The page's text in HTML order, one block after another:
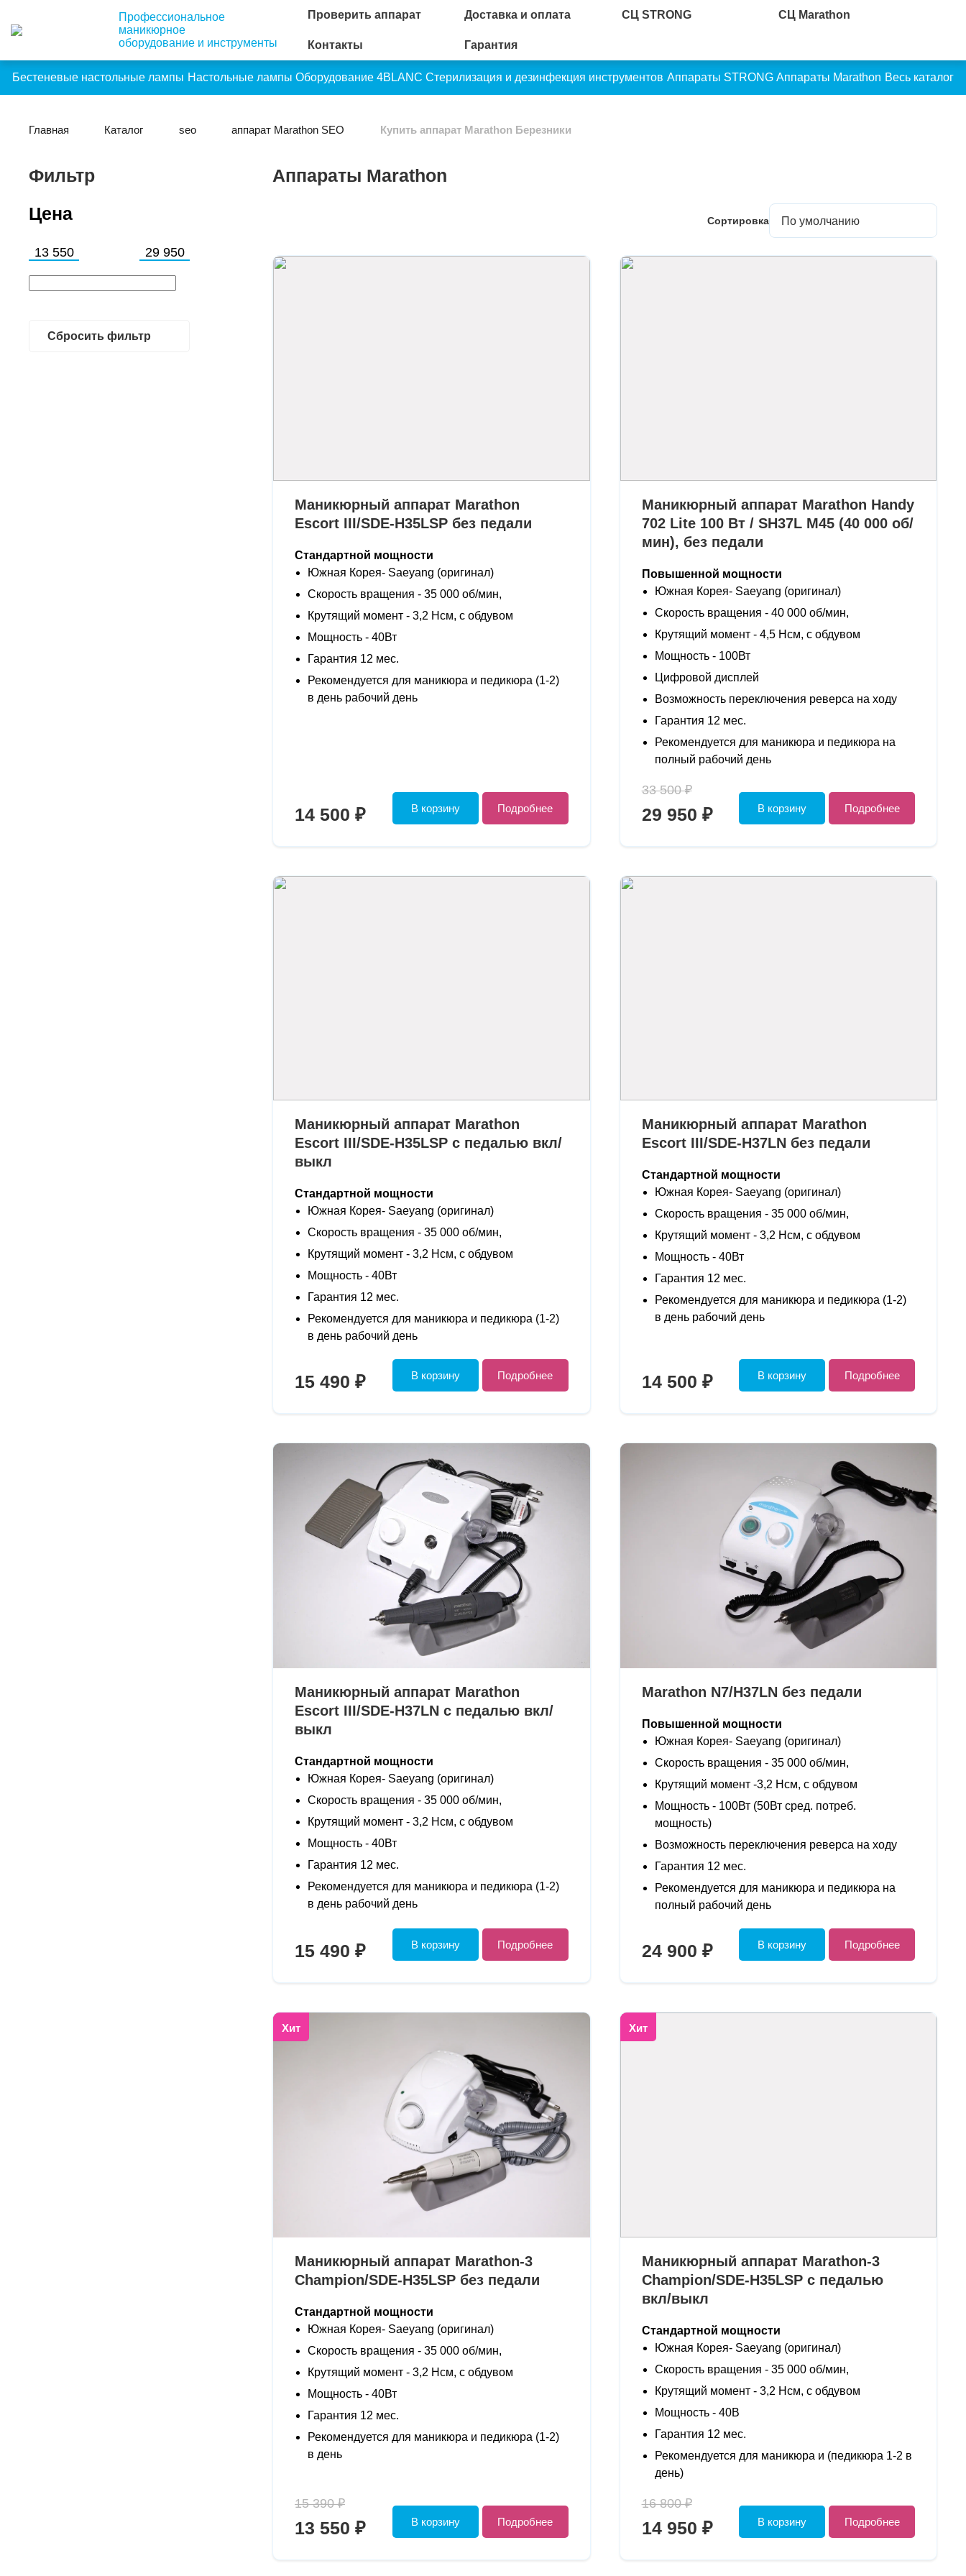
Профессиональное
маникюрное
оборудование и инструменты
Проверить аппарат Доставка и оплата СЦ STRONG СЦ Marathon
Контакты Гарантия
Бестеневые настольные лампы Настольные лампы Оборудование 4BLANC Стерилизация и дезинфекция инструментов Аппараты STRONG Аппараты Marathon Весь каталог
Главная Каталог seo аппарат Marathon SEO Купить аппарат Marathon Березники
Фильтр
Аппараты Marathon
Цена
Сбросить фильтр
Сортировка
Маникюрный аппарат Marathon
Escort III/SDE-H35LSP без педали
Стандартной мощности
Южная Корея- Saeyang (оригинал)
Скорость вращения - 35 000 об/мин,
Крутящий момент - 3,2 Нсм, с обдувом
Мощность - 40Вт
Гарантия 12 мес.
Рекомендуется для маникюра и педикюра (1-2)
в день рабочий день
14 500 ₽ В корзину Подробнее
Маникюрный аппарат Marathon Handy
702 Lite 100 Вт / SH37L M45 (40 000 об/
мин), без педали
Повышенной мощности
Южная Корея- Saeyang (оригинал)
Скорость вращения - 40 000 об/мин,
Крутящий момент - 4,5 Нсм, с обдувом
Мощность - 100Вт
Цифровой дисплей
Возможность переключения реверса на ходу
Гарантия 12 мес.
Рекомендуется для маникюра и педикюра на
полный рабочий день
33 500 ₽
29 950 ₽ В корзину Подробнее
Маникюрный аппарат Marathon
Escort III/SDE-H35LSP с педалью вкл/
выкл
Стандартной мощности
Южная Корея- Saeyang (оригинал)
Скорость вращения - 35 000 об/мин,
Крутящий момент - 3,2 Нсм, с обдувом
Мощность - 40Вт
Гарантия 12 мес.
Рекомендуется для маникюра и педикюра (1-2)
в день рабочий день
15 490 ₽ В корзину Подробнее
Маникюрный аппарат Marathon
Escort III/SDE-H37LN без педали
Стандартной мощности
Южная Корея- Saeyang (оригинал)
Скорость вращения - 35 000 об/мин,
Крутящий момент - 3,2 Нсм, с обдувом
Мощность - 40Вт
Гарантия 12 мес.
Рекомендуется для маникюра и педикюра (1-2)
в день рабочий день
14 500 ₽ В корзину Подробнее
Маникюрный аппарат Marathon
Escort III/SDE-H37LN с педалью вкл/
выкл
Стандартной мощности
Южная Корея- Saeyang (оригинал)
Скорость вращения - 35 000 об/мин,
Крутящий момент - 3,2 Нсм, с обдувом
Мощность - 40Вт
Гарантия 12 мес.
Рекомендуется для маникюра и педикюра (1-2)
в день рабочий день
15 490 ₽ В корзину Подробнее
Marathon N7/H37LN без педали
Повышенной мощности
Южная Корея- Saeyang (оригинал)
Скорость вращения - 35 000 об/мин,
Крутящий момент -3,2 Нсм, с обдувом
Мощность - 100Вт (50Вт сред. потреб.
мощность)
Возможность переключения реверса на ходу
Гарантия 12 мес.
Рекомендуется для маникюра и педикюра на
полный рабочий день
24 900 ₽ В корзину Подробнее
Хит
Маникюрный аппарат Marathon-3
Champion/SDE-H35LSP без педали
Стандартной мощности
Южная Корея- Saeyang (оригинал)
Скорость вращения - 35 000 об/мин,
Крутящий момент - 3,2 Нсм, с обдувом
Мощность - 40Вт
Гарантия 12 мес.
Рекомендуется для маникюра и педикюра (1-2)
в день
15 390 ₽
13 550 ₽ В корзину Подробнее
Хит
Маникюрный аппарат Marathon-3
Champion/SDE-H35LSP с педалью
вкл/выкл
Стандартной мощности
Южная Корея- Saeyang (оригинал)
Скорость вращения - 35 000 об/мин,
Крутящий момент - 3,2 Нсм, с обдувом
Мощность - 40В
Гарантия 12 мес.
Рекомендуется для маникюра и (педикюра 1-2 в
день)
16 800 ₽
14 950 ₽ В корзину Подробнее